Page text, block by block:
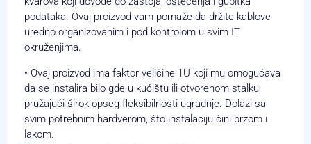
podataka. Ovaj proizvod vam pomaže da držite kablove
uredno organizovanim i pod kontrolom u svim IT
okruženjima.
• Ovaj proizvod ima faktor veličine 1U koji mu omogućava
da se instalira bilo gde u kućištu ili otvorenom stalku,
pružajući širok opseg fleksibilnosti ugradnje. Dolazi sa
svim potrebnim hardverom, što instalaciju čini brzom i
lakom.